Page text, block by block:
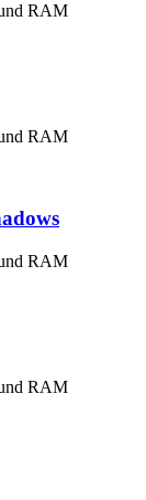
RAM
RAM
RAM
RAM